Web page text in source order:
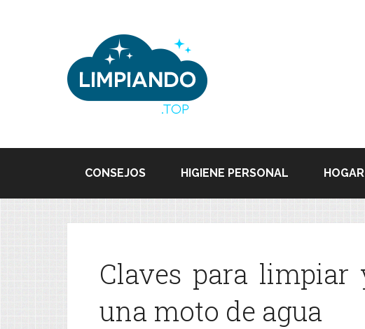
CONSEJOS HIGIENE PERSONAL HOGAR
Claves para
una moto de agua